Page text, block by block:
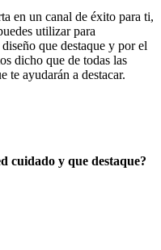
en un canal de éxito para ti,
utilizar para
que destaque y por el
dicho que de todas las
te ayudarán a destacar.
cuidado y que destaque?